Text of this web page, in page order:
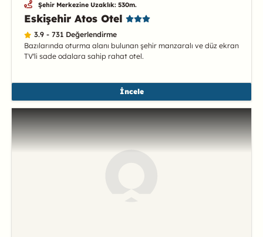
Şehir Merkezine Uzaklık: 530m.
Eskişehir Atos Otel
3.9 - 731 Değerlendirme
Bazılarında oturma alanı bulunan şehir manzaralı ve düz ekran
TV'li sade odalara sahip rahat otel.
İncele